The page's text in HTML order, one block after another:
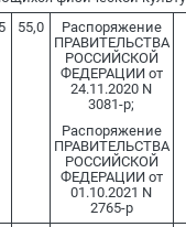
55,0
Распоряжение
ПРАВИТЕЛЬСТВА
РОССИЙСКОЙ
ФЕДЕРАЦИИ от
24.11.2020 N
3081-р;
Распоряжение
ПРАВИТЕЛЬСТВА
РОССИЙСКОЙ
ФЕДЕРАЦИИ от
01.10.2021 N
2765-р